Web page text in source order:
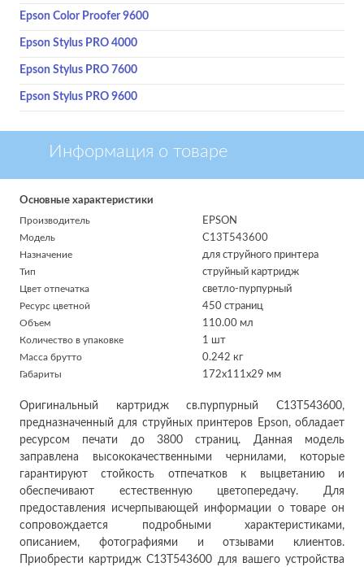
Epson Color Proofer 9600
Epson Stylus PRO 4000
Epson Stylus PRO 7600
Epson Stylus PRO 9600
Информация о товаре
Основные характеристики
EPSON
Производитель
C13T543600
Модель
для струйного принтера
Назначение
струйный картридж
Тип
светло-пурпурный
Цвет отпечатка
450 страниц
Ресурс цветной
110.00 мл
Объем
1 шт
Количество в упаковке
0.242 кг
Масса брутто
172x111x29 мм
Габариты
Оригинальный картридж св.пурпурный C13T543600,
предназначенный для струйных принтеров Epson, обладает
ресурсом печати до 3800 страниц. Данная модель
заправлена высококачественными чернилами, которые
гарантируют стойкость отпечатков к выцветанию и
обеспечивают естественную цветопередачу. Для
предоставления исчерпывающей информации о товаре он
сопровождается подробными характеристиками,
описанием, фотографиями и отзывами клиентов.
Приобрести картридж C13T543600 для вашего устройства